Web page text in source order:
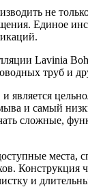
не
Единое
Lavinia
труб и
и является
и самый
сложные,
и